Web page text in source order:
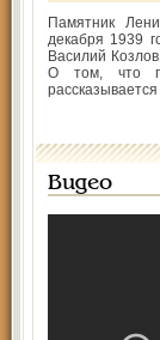
Памятник
декабря 1939
Василий
О том, что
Видео